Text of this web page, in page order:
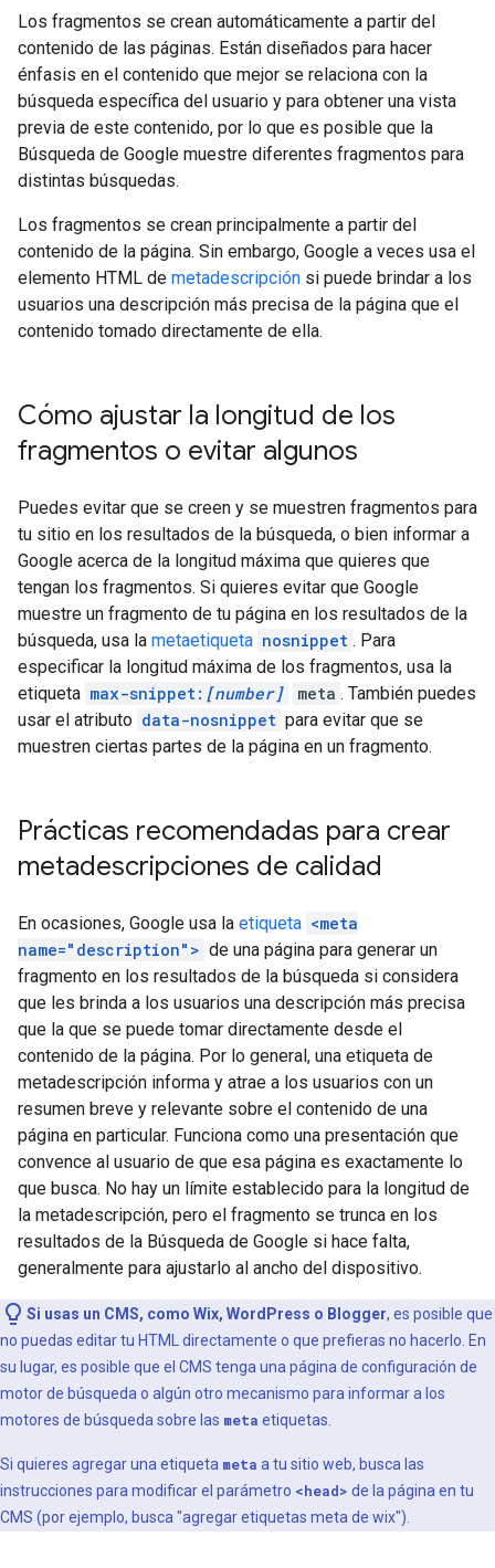
Los fragmentos se crean automáticamente a partir del
contenido de las páginas. Están diseñados para hacer
énfasis en el contenido que mejor se relaciona con la
búsqueda específica del usuario y para obtener una vista
previa de este contenido, por lo que es posible que la
Búsqueda de Google muestre diferentes fragmentos para
distintas búsquedas.
Los fragmentos se crean principalmente a partir del
contenido de la página. Sin embargo, Google a veces usa el
elemento HTML de metadescripción si puede brindar a los
usuarios una descripción más precisa de la página que el
contenido tomado directamente de ella.
Cómo ajustar la longitud de los
fragmentos o evitar algunos
Puedes evitar que se creen y se muestren fragmentos para
tu sitio en los resultados de la búsqueda, o bien informar a
Google acerca de la longitud máxima que quieres que
tengan los fragmentos. Si quieres evitar que Google
muestre un fragmento de tu página en los resultados de la
búsqueda, usa la metaetiqueta nosnippet . Para
especificar la longitud máxima de los fragmentos, usa la
etiqueta max-snippet: [number] meta . También puedes
usar el atributo data-nosnippet para evitar que se
muestren ciertas partes de la página en un fragmento.
Prácticas recomendadas para crear
metadescripciones de calidad
En ocasiones, Google usa la etiqueta <meta
name="description"> de una página para generar un
fragmento en los resultados de la búsqueda si considera
que les brinda a los usuarios una descripción más precisa
que la que se puede tomar directamente desde el
contenido de la página. Por lo general, una etiqueta de
metadescripción informa y atrae a los usuarios con un
resumen breve y relevante sobre el contenido de una
página en particular. Funciona como una presentación que
convence al usuario de que esa página es exactamente lo
que busca. No hay un límite establecido para la longitud de
la metadescripción, pero el fragmento se trunca en los
resultados de la Búsqueda de Google si hace falta,
generalmente para ajustarlo al ancho del dispositivo.
Si usas un CMS, como Wix, WordPress o Blogger, es posible que
no puedas editar tu HTML directamente o que prefieras no hacerlo. En
su lugar, es posible que el CMS tenga una página de configuración de
motor de búsqueda o algún otro mecanismo para informar a los
motores de búsqueda sobre las meta etiquetas.
Si quieres agregar una etiqueta meta a tu sitio web, busca las
instrucciones para modificar el parámetro <head> de la página en tu
CMS (por ejemplo, busca "agregar etiquetas meta de wix").